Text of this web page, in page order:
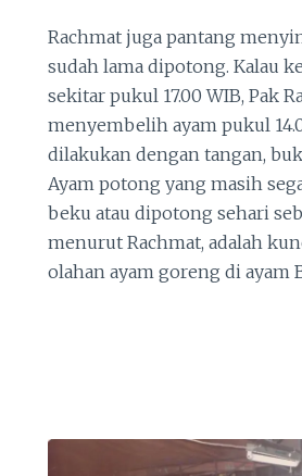
Rachmat juga pantang
sudah lama dipotong. Kalau
sekitar pukul 17.00 WIB, Pak
menyembelih ayam pukul
dilakukan dengan tangan,
Ayam potong yang masih
beku atau dipotong sehari
menurut Rachmat, adalah
olahan ayam goreng di ayam